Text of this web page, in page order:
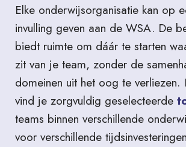
Elke onderwijsorganisatie kan op
invulling geven aan de WSA. De
biedt ruimte om dáár te starten
zit van je team, zonder de
domeinen uit het oog te verliezen.
vind je zorgvuldig geselecteerde
teams binnen verschillende
voor verschillende